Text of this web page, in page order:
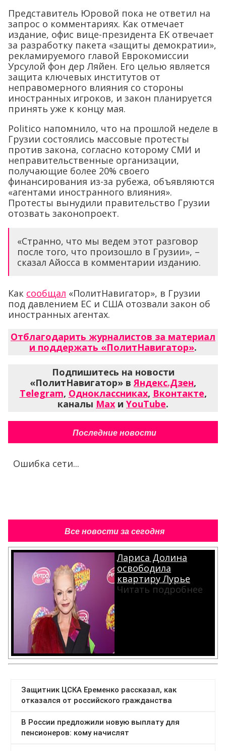
Представитель Юровой пока не ответил на
запрос о комментариях. Как отмечает
издание, офис вице-президента ЕК отвечает
за разработку пакета «защиты демократии»,
рекламируемого главой Еврокомиссии
Урсулой фон дер Ляйен. Его целью является
защита ключевых институтов от
неправомерного влияния со стороны
иностранных игроков, и закон планируется
принять уже к концу мая.
Politico напомнило, что на прошлой неделе в
Грузии состоялись массовые протесты
против закона, согласно которому СМИ и
неправительственные организации,
получающие более 20% своего
финансирования из-за рубежа, объявляются
«агентами иностранного влияния».
Протесты вынудили правительство Грузии
отозвать законопроект.
«Странно, что мы ведем этот разговор
после того, что произошло в Грузии», –
сказал Айосса в комментарии изданию.
Как сообщал «ПолитНавигатор», в Грузии
под давлением ЕС и США отозвали закон об
иностранных агентах.
Отблагодарить журналистов за материал
и поддержать «ПолитНавигатор».
Подпишитесь на новости
«ПолитНавигатор» вЯндекс.Дзен,
Telegram, Одноклассниках, Вконтакте,
каналы Max и YouTube.
Последние новости
Ошибка сети...
Все новости за сегодня
Лариса Долина
освободила
квартиру Лурье
Читать подробнее